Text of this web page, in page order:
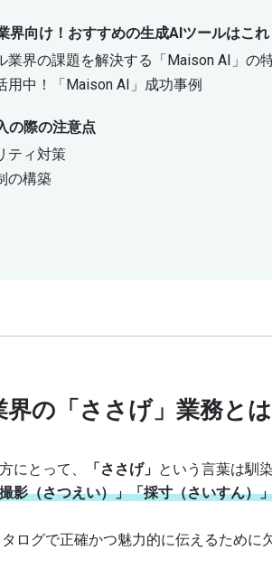
の「ささげ」業務とは
にとって、 「ささげ」 という言葉は馴
影（さつえい）」「採寸（さいすん）
ログで正確かつ魅力的に伝えるため
界向け！おすすめの生成AIツールはこれ
業界の課題を解決する「Maison AI」の
用中！「Maison AI」成功事例
の際の注意点
ティ対策
の構築